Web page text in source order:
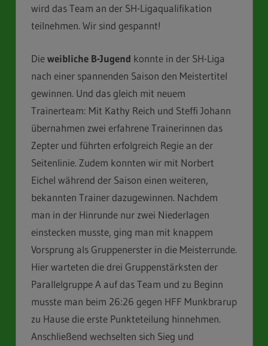
wird das Team an der SH-Ligaqualifikation
teilnehmen. Wir sind gespannt!
Dieweibliche B-Jugend konnte in der SH-Liga
nach einer spannenden Saison den Meistertitel
gewinnen. Und das gleich mit neuem
Trainerteam: Mit Kathy Reich und Steffi Johann
übernahmen zwei erfahrene Trainerinnen das
Zepter und führten erfolgreich Regie an der
Seitenlinie. Zudem konnten wir mit Norbert
Eichel während der Saison einen weiteren,
bekannten Trainer dazugewinnen. Nachdem
man in der Hinrunde nur zwei Niederlagen
einstecken musste, ging man mit knappem
Vorsprung als Gruppenerster in die Meisterrunde.
Hier warteten die drei Gruppenstärksten der
Parallelgruppe A auf das Team und zu Beginn
musste man beim 26:26 gegen HFF Munkbrarup
zu Hause die erste Punkteteilung hinnehmen.
Anschließend wechselten sich Sieg und